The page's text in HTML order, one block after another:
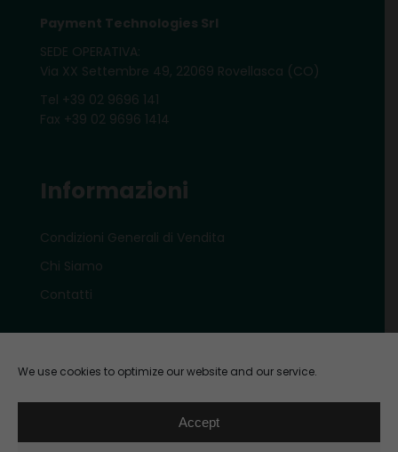
We use cookies to optimize our website and our service.
Accept
Payment Technologies Srl
SEDE OPERATIVA:
Via XX Settembre 49, 22069 Rovellasca (CO)
Tel +39 02 9696 141
Fax +39 02 9696 1414
Informazioni
Condizioni Generali di Vendita
Chi Siamo
Contatti
Account